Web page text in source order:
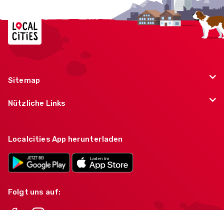
Localcities
Sitemap
Nützliche Links
Localcities App herunterladen
Folgt uns auf: